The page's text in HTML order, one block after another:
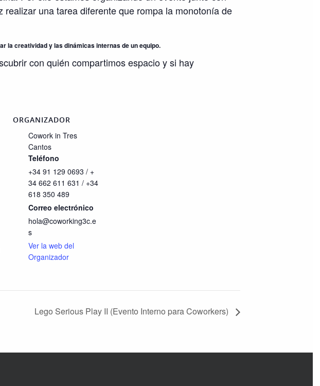
una tarea diferente que rompa la monotonía de
la creatividad y las dinámicas internas de un equipo.
con quién compartimos espacio y si hay
ORGANIZADOR
Cowork in Tres
Cantos
Teléfono
+34 91 129 0693 / +
34 662 611 631 / +34
618 350 489
Correo electrónico
hola@coworking3c.e
s
Ver la web del
Organizador
Lego Serious Play II (Evento Interno para Coworkers)